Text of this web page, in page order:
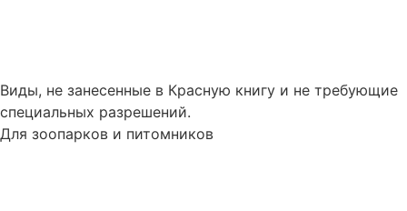
Виды, не занесенные в Красную книгу и не требующие
специальных разрешений.
Для зоопарков и питомников